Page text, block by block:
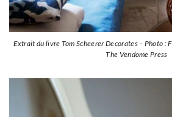
Extrait du livre Tom Scheerer Decorates – Photo :
The Vendome Press